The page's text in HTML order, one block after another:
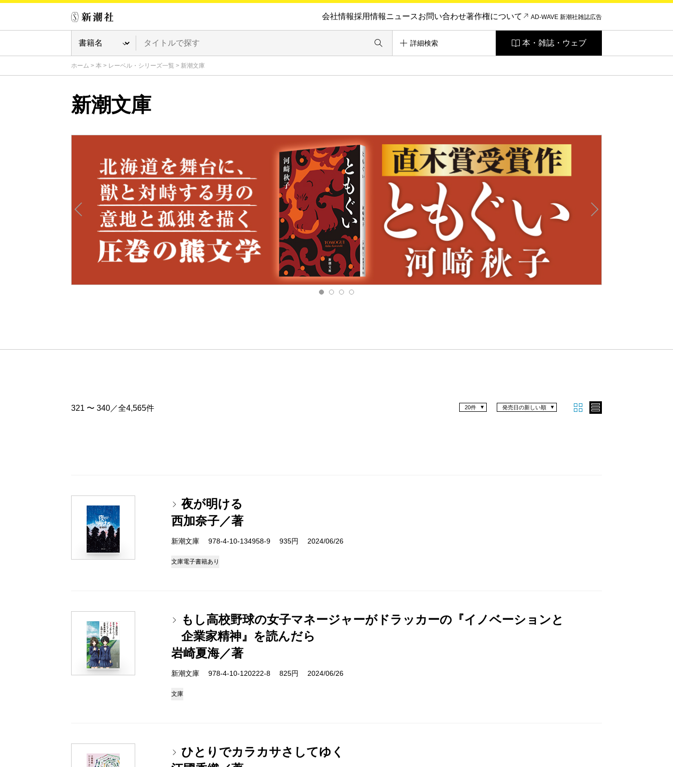
会社情報採用情報ニュースお問い合わせ著作権について AD-WAVE 新潮社雑誌広告
詳細検索 本・雑誌・ウェブ
ホーム > 本 > レーベル・シリーズ一覧 > 新潮文庫
新潮文庫
321 〜 340／全4,565件 発売日の新しい順
20件
夜が明ける
西加奈子／著
新潮文庫 978-4-10-134958-9 935円 2024/06/26
文庫電子書籍あり
もし高校野球の女子マネージャーがドラッカーの『イノベーションと
企業家精神』を読んだら
岩崎夏海／著
新潮文庫 978-4-10-120222-8 825円 2024/06/26
文庫
ひとりでカラカサさしてゆく